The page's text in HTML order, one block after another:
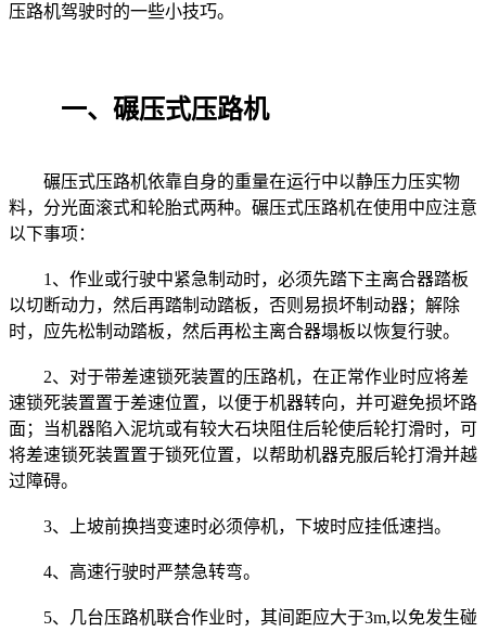
压路机驾驶时的一些小技巧。
一、碾压式压路机
碾压式压路机依靠自身的重量在运行中以静压力压实物
料，分光面滚式和轮胎式两种。碾压式压路机在使用中应注意
以下事项：
1、作业或行驶中紧急制动时，必须先踏下主离合器踏板
以切断动力，然后再踏制动踏板，否则易损坏制动器；解除
时，应先松制动踏板，然后再松主离合器塌板以恢复行驶。
2、对于带差速锁死装置的压路机，在正常作业时应将差
速锁死装置置于差速位置，以便于机器转向，并可避免损坏路
面；当机器陷入泥坑或有较大石块阻住后轮使后轮打滑时，可
将差速锁死装置置于锁死位置，以帮助机器克服后轮打滑并越
过障碍。
3、上坡前换挡变速时必须停机，下坡时应挂低速挡。
4、高速行驶时严禁急转弯。
5、几台压路机联合作业时，其间距应大于3m,以免发生碰